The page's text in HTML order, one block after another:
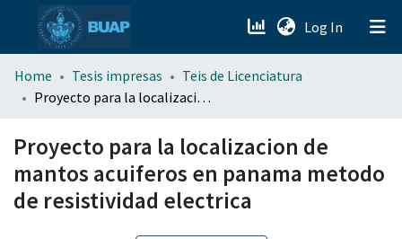
Log In (current)
menu.section.about_menu
Home Tesis impresas
Teis de Licenciatura
Proyecto para la localizacion de mantos acuiferos en panama metodo de resistividad electrica
Proyecto para la localizacion de
mantos acuiferos en panama metodo
de resistividad electrica